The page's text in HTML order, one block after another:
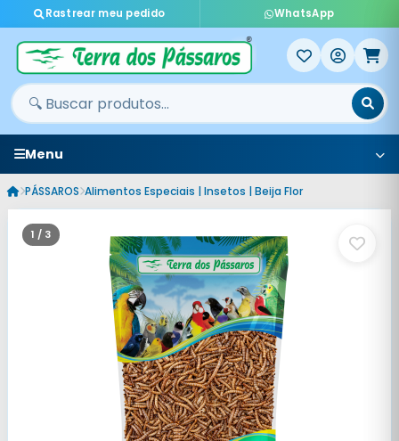
Rastrear meu pedido WhatsApp
Menu
PÁSSAROS Alimentos Especiais | Insetos | Beija Flor
1 / 3